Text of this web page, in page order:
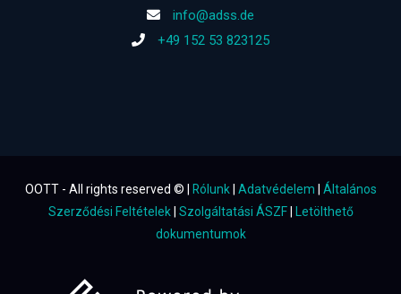
info@adss.de
+49 152 53 823125
OOTT - All rights reserved © | Rólunk| Adatvédelem
Általános
Szerződési Feltételek| Szolgáltatási ÁSZF|
Letölthető
dokumentumok